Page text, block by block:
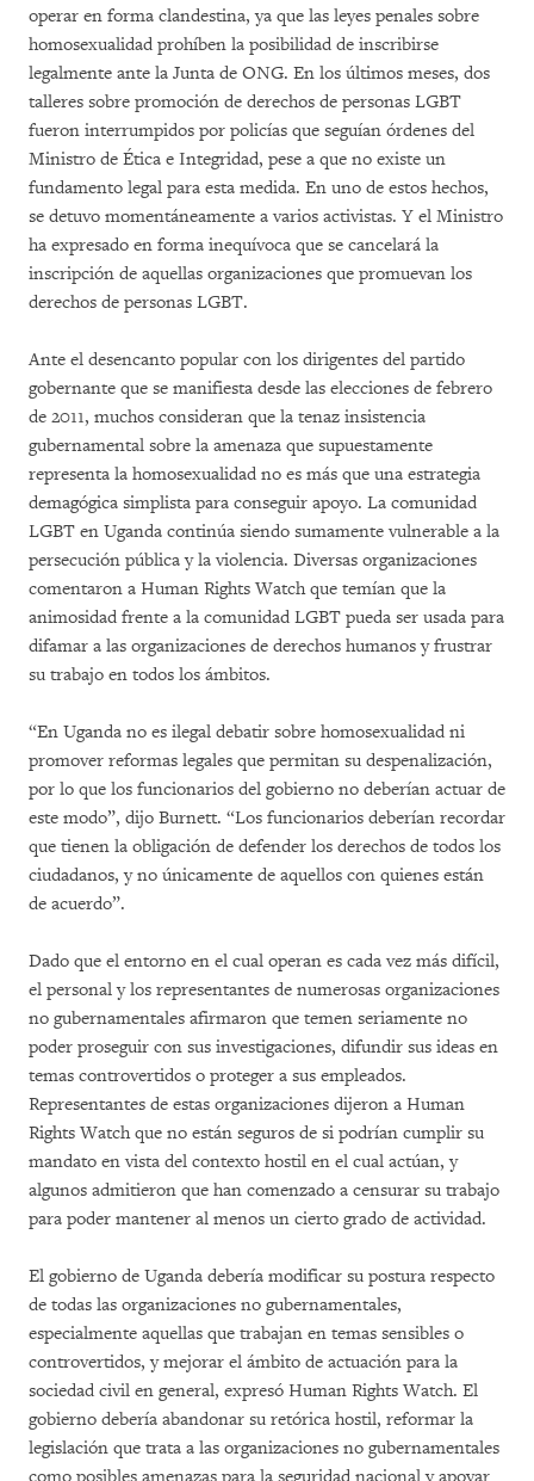
operar en forma clandestina, ya que las leyes penales sobre
homosexualidad prohíben la posibilidad de inscribirse
legalmente ante la Junta de ONG. En los últimos meses, dos
talleres sobre promoción de derechos de personas LGBT
fueron interrumpidos por policías que seguían órdenes del
Ministro de Ética e Integridad, pese a que no existe un
fundamento legal para esta medida. En uno de estos hechos,
se detuvo momentáneamente a varios activistas. Y el Ministro
ha expresado en forma inequívoca que se cancelará la
inscripción de aquellas organizaciones que promuevan los
derechos de personas LGBT.
Ante el desencanto popular con los dirigentes del partido
gobernante que se manifiesta desde las elecciones de febrero
de 2011, muchos consideran que la tenaz insistencia
gubernamental sobre la amenaza que supuestamente
representa la homosexualidad no es más que una estrategia
demagógica simplista para conseguir apoyo. La comunidad
LGBT en Uganda continúa siendo sumamente vulnerable a la
persecución pública y la violencia. Diversas organizaciones
comentaron a Human Rights Watch que temían que la
animosidad frente a la comunidad LGBT pueda ser usada para
difamar a las organizaciones de derechos humanos y frustrar
su trabajo en todos los ámbitos.
“En Uganda no es ilegal debatir sobre homosexualidad ni
promover reformas legales que permitan su despenalización,
por lo que los funcionarios del gobierno no deberían actuar de
este modo”, dijo Burnett. “Los funcionarios deberían recordar
que tienen la obligación de defender los derechos de todos los
ciudadanos, y no únicamente de aquellos con quienes están
de acuerdo”.
Dado que el entorno en el cual operan es cada vez más difícil,
el personal y los representantes de numerosas organizaciones
no gubernamentales afirmaron que temen seriamente no
poder proseguir con sus investigaciones, difundir sus ideas en
temas controvertidos o proteger a sus empleados.
Representantes de estas organizaciones dijeron a Human
Rights Watch que no están seguros de si podrían cumplir su
mandato en vista del contexto hostil en el cual actúan, y
algunos admitieron que han comenzado a censurar su trabajo
para poder mantener al menos un cierto grado de actividad.
El gobierno de Uganda debería modificar su postura respecto
de todas las organizaciones no gubernamentales,
especialmente aquellas que trabajan en temas sensibles o
controvertidos, y mejorar el ámbito de actuación para la
sociedad civil en general, expresó Human Rights Watch. El
gobierno debería abandonar su retórica hostil, reformar la
legislación que trata a las organizaciones no gubernamentales